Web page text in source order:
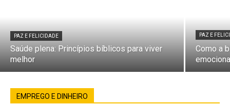
PAZ E FELICIDADE
Saúde plena: Princípios bíblicos para viver
melhor
PAZ E
Como a
EMPREGO E DINHEIRO